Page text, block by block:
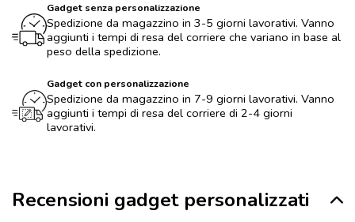
Gadget senza personalizzazione
Spedizione da magazzino in 3-5 giorni lavorativi. Vanno
aggiunti i tempi di resa del corriere che variano in base al
peso della spedizione.
Gadget con personalizzazione
Spedizione da magazzino in 7-9 giorni lavorativi. Vanno
aggiunti i tempi di resa del corriere di 2-4 giorni
lavorativi.
Recensioni gadget personalizzati